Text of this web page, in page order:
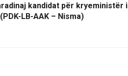
kandidat për kryeministër i
LB-AAK – Nisma)